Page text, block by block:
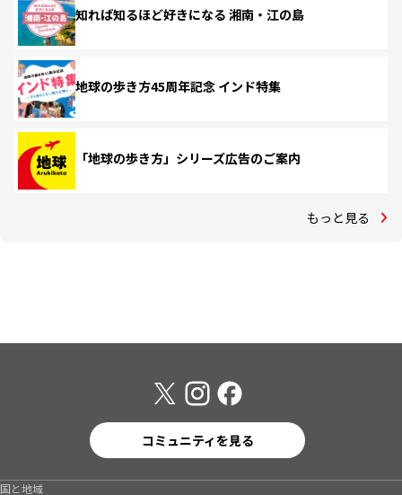
知れば知るほど好きになる 湘南・江の島
地球の歩き方45周年記念 インド特集
「地球の歩き方」シリーズ広告のご案内
もっと見る
コミュニティを見る
国と地域